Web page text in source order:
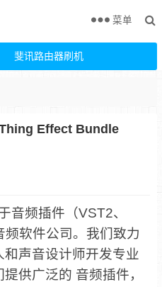
斐讯路由器刷机
菜单
Effect Bundle
音频插件（VST2、
软件公司。我们致力
声音设计师开发专业
供广泛的 音频插件，